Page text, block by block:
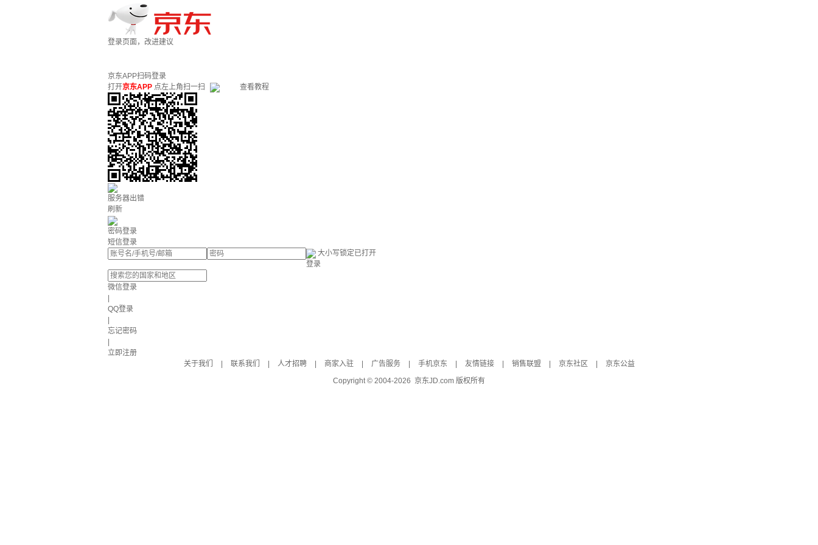
登录页面，改进建议
京东APP扫码登录
打开京东APP 点左上角扫一扫 查看教程
服务器出错
刷新
密码登录
短信登录
大小写锁定已打开
登录
微信登录
QQ登录
忘记密码
立即注册
关于我们
联系我们 人才招聘 商家入驻 广告服务 手机京东 友情链接 销售联盟 京东社区
京东公益
Copyright © 2004-2026 京东JD.com 版权所有